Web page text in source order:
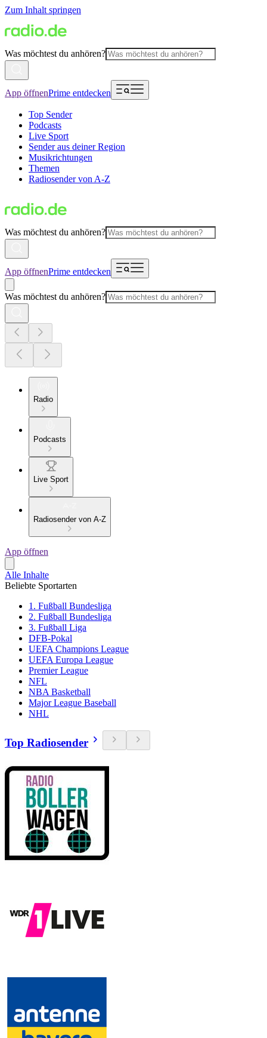
Zum Inhalt springen
Was möchtest du anhören?
App öffnenPrime entdecken
Top Sender
Podcasts
Live Sport
Sender aus deiner Region
Musikrichtungen
Themen
Radiosender von A-Z
Was möchtest du anhören?
App öffnenPrime entdecken
Was möchtest du anhören?
Radio
Podcasts
Live Sport
Radiosender von A-Z
App öffnen
Alle Inhalte
Beliebte Sportarten
1. Fußball Bundesliga
2. Fußball Bundesliga
3. Fußball Liga
DFB-Pokal
UEFA Champions League
UEFA Europa League
Premier League
NFL
NBA Basketball
Major League Baseball
NHL
Top Radiosender